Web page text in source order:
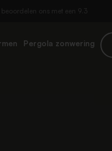
Pergola zonwering